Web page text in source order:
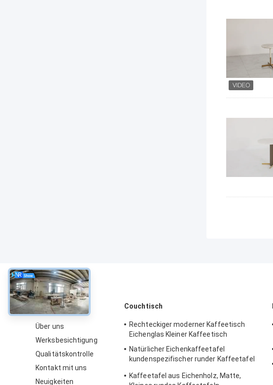
über
Über uns
Werksbesichtigung
Qualitätskontrolle
Kontakt mit uns
Neuigkeiten
Couchtisch
Rechteckiger moderner Kaffeetisch
Eichenglas Kleiner Kaffeetisch
Natürlicher Eichenkaffeetafel
kundenspezifischer runder Kaffeetafel
Kaffeetafel aus Eichenholz, Matte,